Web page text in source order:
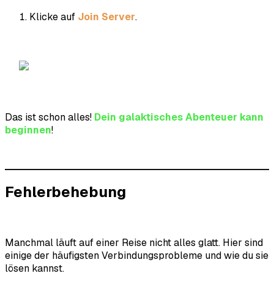
Klicke auf Join Server.
Das ist schon alles! Dein galaktisches Abenteuer kann
beginnen!
Fehlerbehebung
Manchmal läuft auf einer Reise nicht alles glatt. Hier sind
einige der häufigsten Verbindungsprobleme und wie du sie
lösen kannst.